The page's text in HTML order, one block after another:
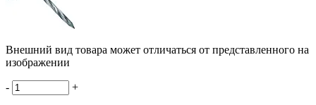
Внешний вид товара может отличаться от представленного на
изображении
- +